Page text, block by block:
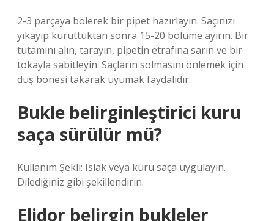
2-3 parçaya bölerek bir pipet hazırlayın. Saçınızı
yıkayıp kuruttuktan sonra 15-20 bölüme ayırın. Bir
tutamını alın, tarayın, pipetin etrafına sarın ve bir
tokayla sabitleyin. Saçların solmasını önlemek için
duş bonesi takarak uyumak faydalıdır.
Bukle belirginleştirici kuru
saça sürülür mü?
Kullanım Şekli: Islak veya kuru saça uygulayın.
Dilediğiniz gibi şekillendirin.
Elidor belirgin bukleler